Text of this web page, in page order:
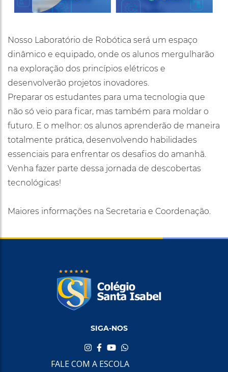
Nosso Laboratório de Robótica será um espaço
dinâmico e equipado, onde os alunos mergulharão
na exploração dos princípios elétricos e
desenvolverão projetos inovadores.
Preparar os estudantes para uma tecnologia que
não só veio para ficar, mas também para moldar o
futuro. E o melhor: os alunos aprenderão de maneira
totalmente prática, desenvolvendo habilidades
essenciais para enfrentar os desafios do amanhã.
Venha fazer parte dessa jornada de descobertas
tecnológicas!
Maiores informações na Secretaria e Coordenação.
SIGA-NOS
FALE COM A ESCOLA